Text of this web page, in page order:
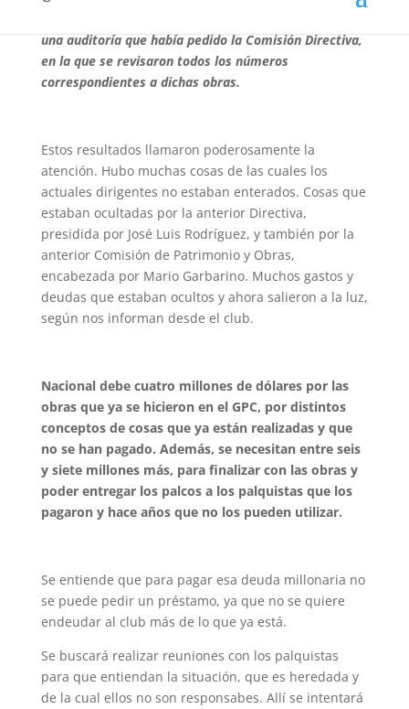
una auditoría que había pedido la Comisión Directiva,
en la que se revisaron todos los números
correspondientes a dichas obras.
Estos resultados llamaron poderosamente la
atención. Hubo muchas cosas de las cuales los
actuales dirigentes no estaban enterados. Cosas que
estaban ocultadas por la anterior Directiva,
presidida por José Luis Rodríguez, y también por la
anterior Comisión de Patrimonio y Obras,
encabezada por Mario Garbarino. Muchos gastos y
deudas que estaban ocultos y ahora salieron a la luz,
según nos informan desde el club.
Nacional debe cuatro millones de dólares por las
obras que ya se hicieron en el GPC, por distintos
conceptos de cosas que ya están realizadas y que
no se han pagado. Además, se necesitan entre seis
y siete millones más, para finalizar con las obras y
poder entregar los palcos a los palquistas que los
pagaron y hace años que no los pueden utilizar.
Se entiende que para pagar esa deuda millonaria no
se puede pedir un préstamo, ya que no se quiere
endeudar al club más de lo que ya está.
Se buscará realizar reuniones con los palquistas
para que entiendan la situación, que es heredada y
de la cual ellos no son responsabes. Allí se intentará